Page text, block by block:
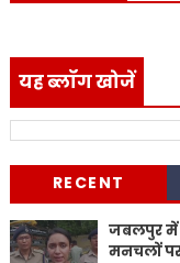
यह ब्लॉग खोजें
RECENT
जबलपुर में
मनचलों